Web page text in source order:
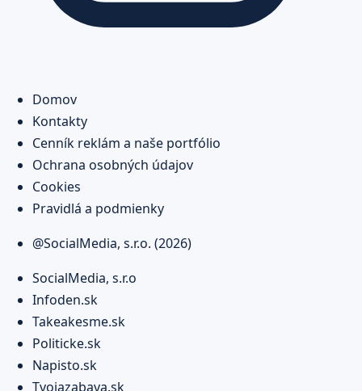
Domov
Kontakty
Cenník reklám a naše portfólio
Ochrana osobných údajov
Cookies
Pravidlá a podmienky
@SocialMedia, s.r.o. (2026)
SocialMedia, s.r.o
Infoden.sk
Takeakesme.sk
Politicke.sk
Napisto.sk
Tvojazabava.sk